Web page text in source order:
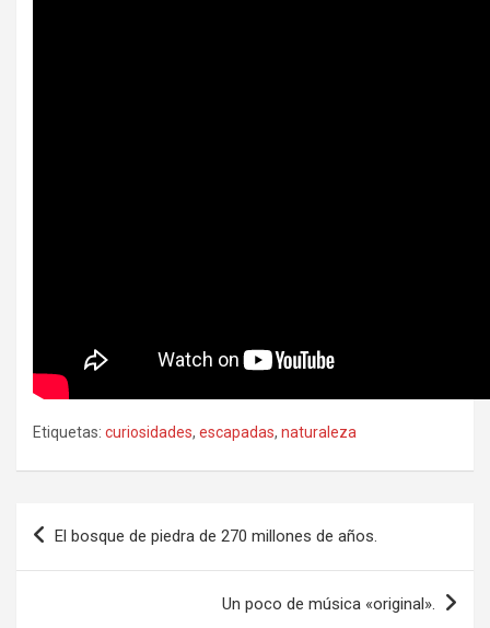
Etiquetas: curiosidades, escapadas, naturaleza
Navegación
de
El bosque de piedra de 270 millones de años.
Un poco de música «original».